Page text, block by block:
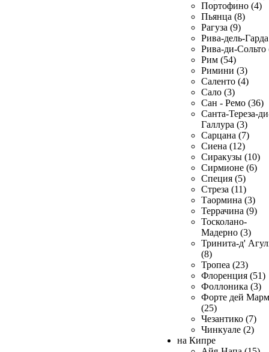
Портофино (4)
Пьянца (8)
Рагуза (9)
Рива-дель-
Рива-ди-Сольто
Рим (54)
Римини (3)
Саленто (4)
Сало (3)
Сан - Ремо (36)
Санта-Тереза-
Галлура (3)
Сарцана (7)
Сиена (12)
Сиракузы (10)
Сирмионе (6)
Специя (5)
Стреза (11)
Таормина (3)
Террачина (9)
Тосколано-
Мадерно (3)
Тринита-д'
(8)
Тропеа (23)
Флоренция (51)
Фоллоника (3)
Форте дей
(25)
Чезантико (7)
Чинкуале (2)
на Кипре